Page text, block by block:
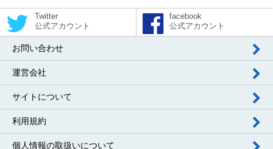
Twitter
公式アカウント
facebook
公式アカウント
お問い合わせ
運営会社
サイトについて
利用規約
個人情報の取扱いについて